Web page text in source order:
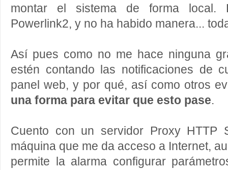
montar el sistema de forma local.
Powerlink2, y no ha habido manera...
Así pues como no me hace ninguna
estén contando las notificaciones de
panel web, y por qué, así como otros
una forma para evitar que esto pase.
Cuento con un servidor Proxy HTTP
máquina que me da acceso a Internet,
permite la alarma configurar